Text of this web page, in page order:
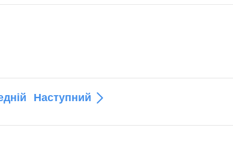
Наступний